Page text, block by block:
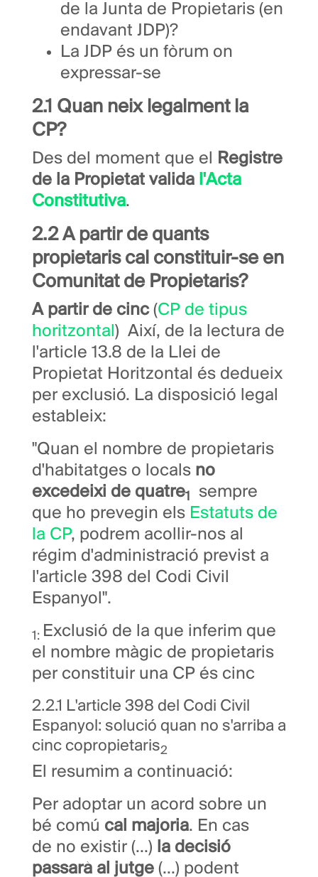
de la Junta de Propietaris (en
endavant JDP)?
La JDP és un fòrum on
expressar-se
2.1 Quan neix legalment la
CP?
Des del moment que el Registre
de la Propietat valida l'Acta
Constitutiva.
2.2 A partir de quants
propietaris cal constituir-se en
Comunitat de Propietaris?
A partir de cinc (CP de tipus
horitzontal) Així, de la lectura de
l'article 13.8 de la Llei de
Propietat Horitzontal és dedueix
per exclusió. La disposició legal
estableix:
"Quan el nombre de propietaris
d'habitatges o locals no
excedeixi de quatre1
sempre
que ho prevegin els Estatuts de
la CP, podrem acollir-nos al
régim d'administració previst a
l'article 398 del Codi Civil
Espanyol".
1: Exclusió de la que inferim que
el nombre màgic de propietaris
per constituir una CP és cinc
2.2.1 L'article 398 del Codi Civil
Espanyol: solució quan no s'arriba a
cinc copropietaris2
El resumim a continuació:
Per adoptar un acord sobre un
bé comú cal majoria. En cas
de no existir (...) la decisió
passarà al jutge (...) podent